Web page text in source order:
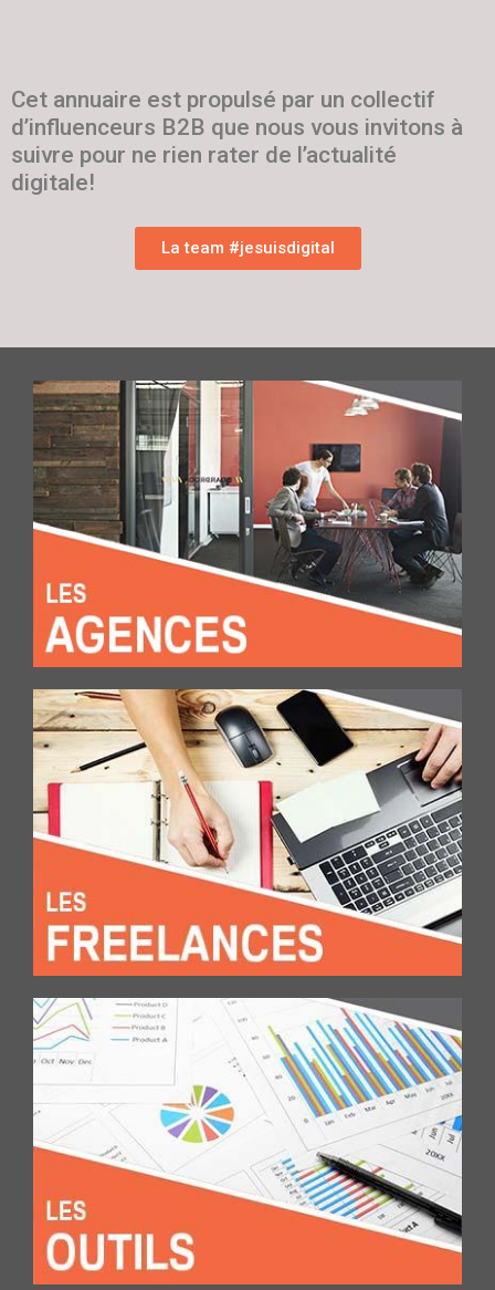
Cet annuaire est propulsé par un collectif
d’influenceurs B2B que nous vous invitons à
suivre pour ne rien rater de l’actualité
digitale!
La team #jesuisdigital